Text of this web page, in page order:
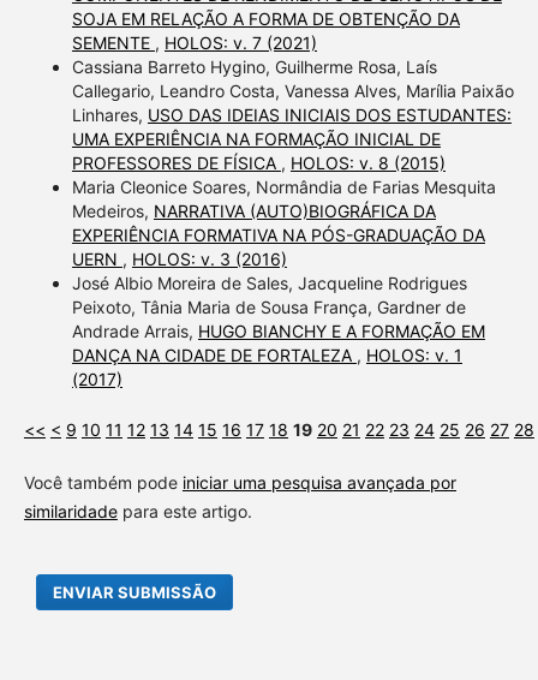
SOJA EM RELAÇÃO A FORMA DE OBTENÇÃO DA
SEMENTE , HOLOS: v. 7 (2021)
Cassiana Barreto Hygino, Guilherme Rosa, Laís
Callegario, Leandro Costa, Vanessa Alves, Marília Paixão
Linhares, USO DAS IDEIAS INICIAIS DOS ESTUDANTES:
UMA EXPERIÊNCIA NA FORMAÇÃO INICIAL DE
PROFESSORES DE FÍSICA , HOLOS: v. 8 (2015)
Maria Cleonice Soares, Normândia de Farias Mesquita
Medeiros, NARRATIVA (AUTO)BIOGRÁFICA DA
EXPERIÊNCIA FORMATIVA NA PÓS-GRADUAÇÃO DA
UERN , HOLOS: v. 3 (2016)
José Albio Moreira de Sales, Jacqueline Rodrigues
Peixoto, Tânia Maria de Sousa França, Gardner de
Andrade Arrais, HUGO BIANCHY E A FORMAÇÃO EM
DANÇA NA CIDADE DE FORTALEZA , HOLOS: v. 1
(2017)
<< < 9 10 11 12 13 14 15 16 17 18 19 20 21 22 23 24 25 26 27 28
Você também pode iniciar uma pesquisa avançada por
similaridadepara este artigo.
ENVIAR SUBMISSÃO